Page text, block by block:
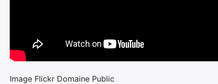
Image Flickr Domaine Public